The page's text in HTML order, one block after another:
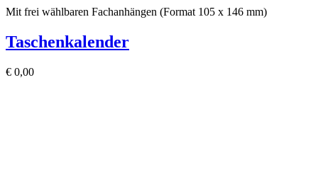
Mit frei wählbaren Fachanhängen (Format 105 x 146 mm)
Taschenkalender
€ 0,00